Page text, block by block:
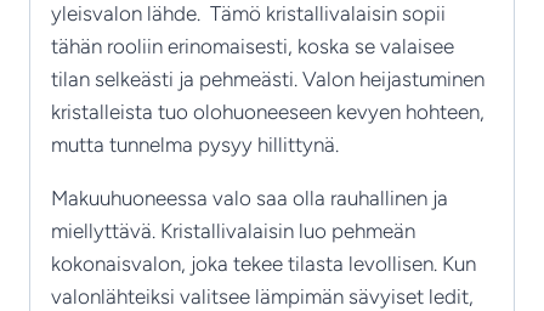
yleisvalon lähde. Tämö kristallivalaisin sopii
tähän rooliin erinomaisesti, koska se valaisee
tilan selkeästi ja pehmeästi. Valon heijastuminen
kristalleista tuo olohuoneeseen kevyen hohteen,
mutta tunnelma pysyy hillittynä.
Makuuhuoneessa valo saa olla rauhallinen ja
miellyttävä. Kristallivalaisin luo pehmeän
kokonaisvalon, joka tekee tilasta levollisen. Kun
valonlähteiksi valitsee lämpimän sävyiset ledit,